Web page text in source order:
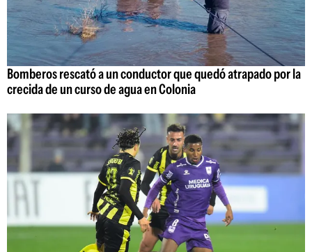
Bomberos rescató a un conductor que quedó atrapado por la
crecida de un curso de agua en Colonia